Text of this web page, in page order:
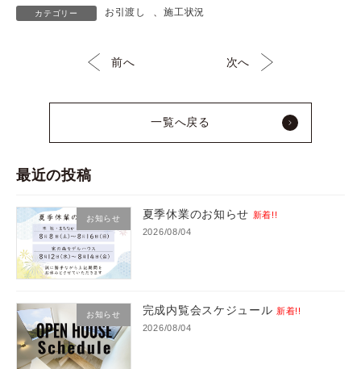
カテゴリー お引渡し 、施工状況
前へ
一覧へ戻る
次へ
最近の投稿
お知らせ 夏季休業のお知らせ 新着!!
2026/08/04
お知らせ 完成内覧会スケジュール 新着!!
2026/08/04